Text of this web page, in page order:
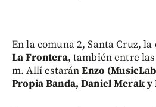
En la comuna 2, Santa Cruz,
La Frontera, también entre
m. Allí estaránEnzo
Propia Banda, Daniel Merak y